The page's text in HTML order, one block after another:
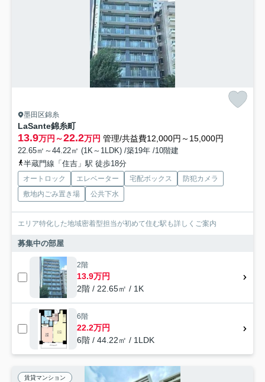
墨田区錦糸
LaSante錦糸町
13.9万円～22.2万円 管理/共益費12,000円～15,000円
22.65㎡～44.22㎡ (1K～1LDK) /築19年 /10階建
半蔵門線「住吉」駅 徒歩18分
オートロック エレベーター 宅配ボックス
防犯カメラ
敷地内ごみ置き場
公共下水
エリア特化した地域密着型担当が初めて住む駅も詳しくご案内
募集中の部屋
2階
13.9万円
2階 / 22.65㎡ / 1K
6階
22.2万円
6階 / 44.22㎡ / 1LDK
賃貸マンション